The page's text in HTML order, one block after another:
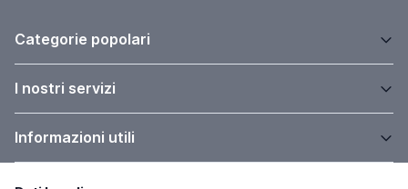
Categorie popolari
I nostri servizi
Informazioni utili